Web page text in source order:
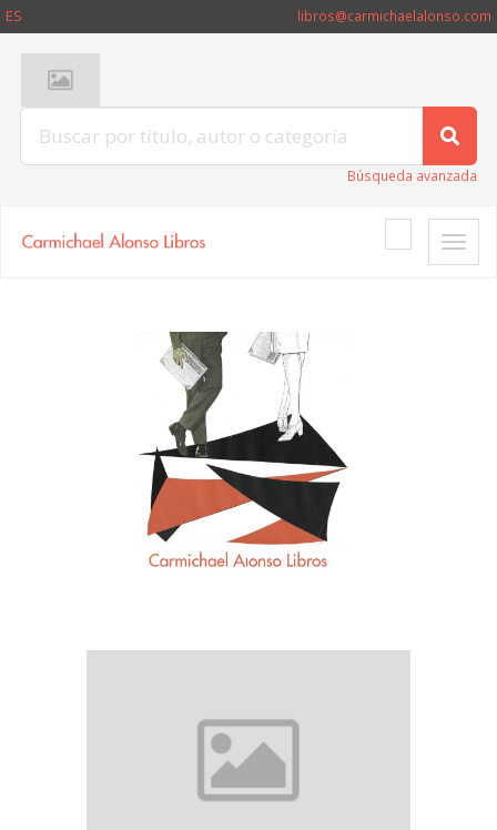
ES libros@carmichaelalonso.com
Búsqueda avanzada
Toggle